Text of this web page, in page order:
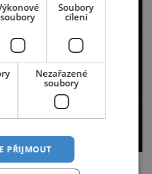
soubory
Soubory
cílení
Nezařazené
soubory
PŘIJMOUT